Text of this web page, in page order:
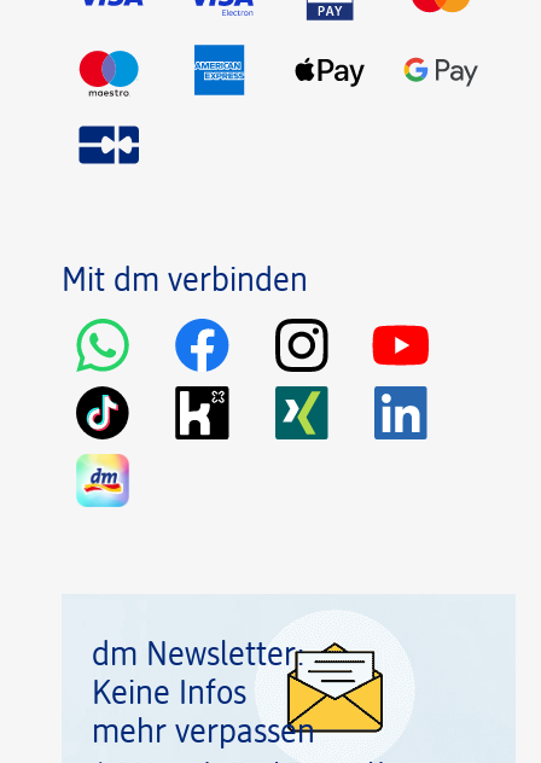
Mit dm verbinden
dm Newsletter:
Keine Infos
mehr verpassen